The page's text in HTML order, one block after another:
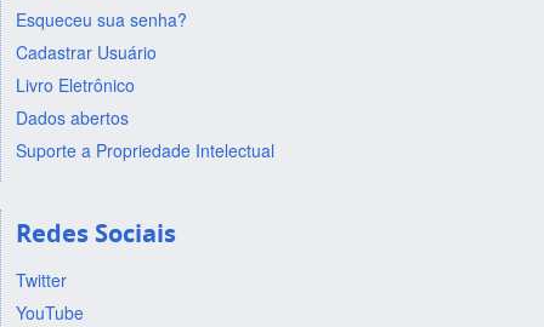
Esqueceu sua senha?
Cadastrar Usuário
Livro Eletrônico
Dados abertos
Suporte a Propriedade Intelectual
Redes Sociais
Twitter
YouTube